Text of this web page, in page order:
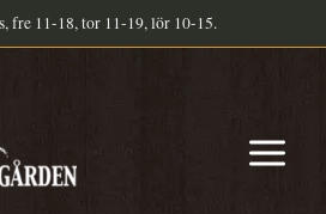
fre 11-18, tor 11-19, lör 10-15.